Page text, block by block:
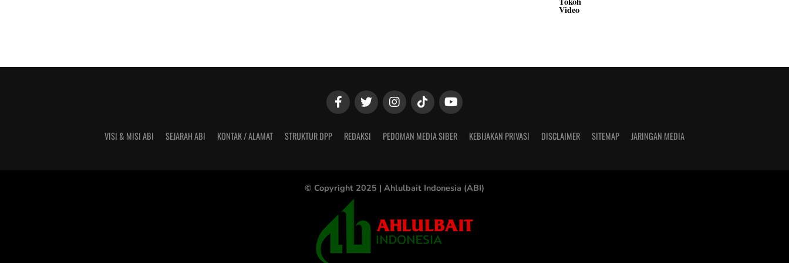
Video
VISI & MISI ABI SEJARAH ABI KONTAK / ALAMAT STRUKTUR DPP REDAKSI PEDOMAN MEDIA SIBER KEBIJAKAN PRIVASI DISCLAIMER SITEMAP JARINGAN MEDIA
© Copyright 2025 | Ahlulbait Indonesia (ABI)